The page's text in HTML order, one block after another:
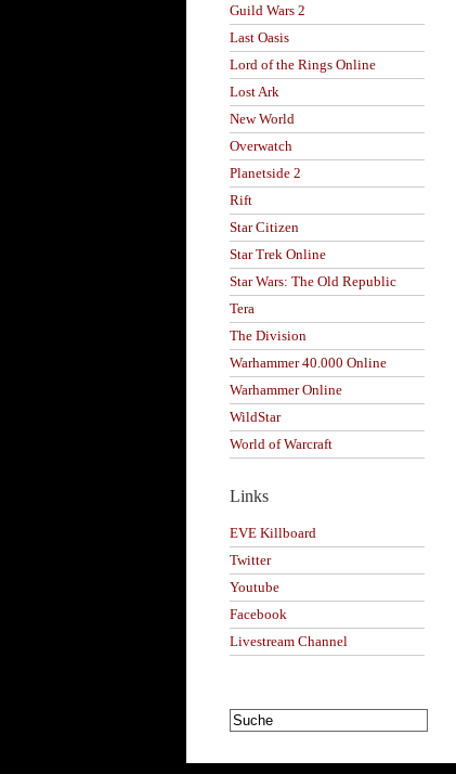
Guild Wars 2
Last Oasis
Lord of the Rings Online
Lost Ark
New World
Overwatch
Planetside 2
Rift
Star Citizen
Star Trek Online
Star Wars: The Old Republic
Tera
The Division
Warhammer 40.000 Online
Warhammer Online
WildStar
World of Warcraft
Links
EVE Killboard
Twitter
Youtube
Facebook
Livestream Channel